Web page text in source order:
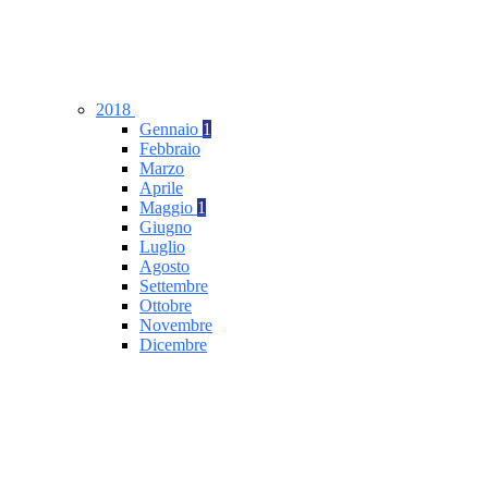
2018
Gennaio 1
Febbraio
Marzo
Aprile
Maggio 1
Giugno
Luglio
Agosto
Settembre
Ottobre
Novembre
Dicembre